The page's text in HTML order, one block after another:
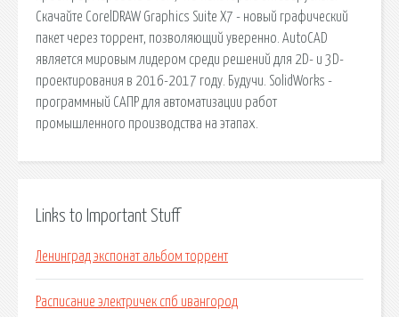
Скачайте CorelDRAW Graphics Suite X7 - новый графический
пакет через торрент, позволяющий уверенно. AutoCAD
является мировым лидером среди решений для 2D- и 3D-
проектирования в 2016-2017 году. Будучи. SolidWorks -
программный САПР для автоматизации работ
промышленного производства на этапах.
Links to Important Stuff
Ленинград экспонат альбом торрент
Расписание электричек спб ивангород